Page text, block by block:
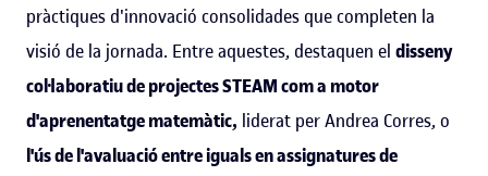
pràctiques d'innovació consolidades que completen la
visió de la jornada. Entre aquestes, destaquen el disseny
col·laboratiu de projectes STEAM com a motor
d'aprenentatge matemàtic, liderat per Andrea Corres, o
l'ús de l'avaluació entre iguals en assignatures de